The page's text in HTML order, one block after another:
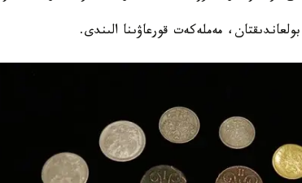
مەملەكەت قورعاۋىنا الىندى.